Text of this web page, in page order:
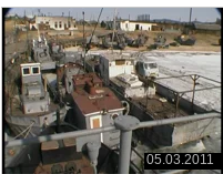
05.03.2011